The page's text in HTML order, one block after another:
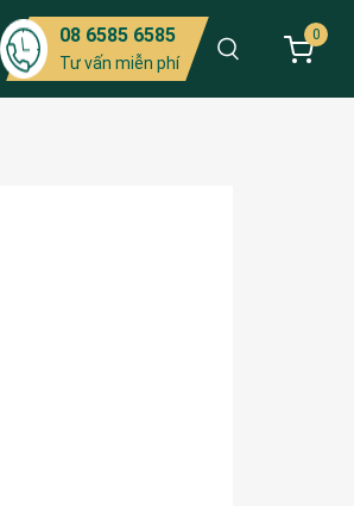
08 6585 6585
Tư vấn miễn phí
0